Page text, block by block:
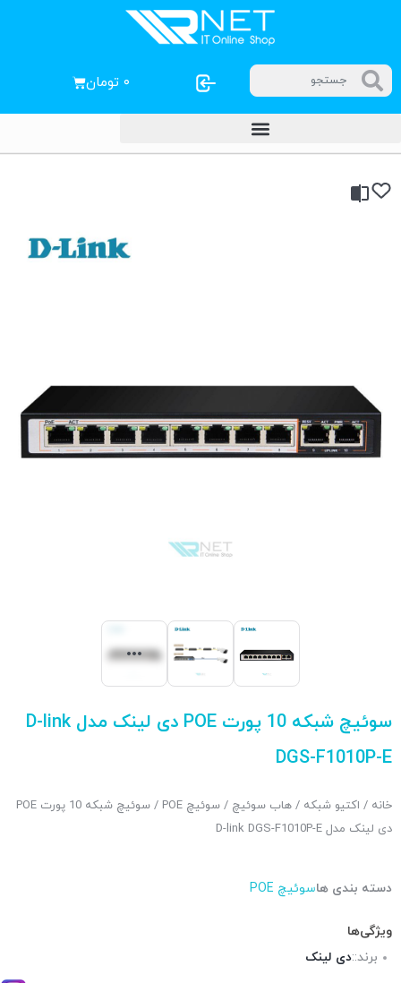
۰ تومان
سوئیچ شبکه 10 پورت POE دی لینک مدل D-link
DGS-F1010P-E
خانه / اکتیو شبکه / هاب سوئیچ / سوئیچ POE
/ سوئیچ شبکه 10 پورت POE
دی لینک مدل D-link DGS-F1010P-E
دسته بندی هاسوئیچ POE
ویژگی‌ها
برند::دی لینک